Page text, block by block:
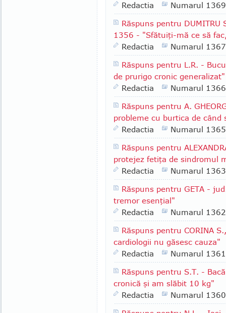
Redactia
Numarul 1369
Răspuns pentru
1356 - "Sfătuiţi-mă ce să
Redactia
Numarul 1367
Răspuns pentru L.R. -
de prurigo cronic generalizat"
Redactia
Numarul 1366
Răspuns pentru A.
probleme cu burtica de când
Redactia
Numarul 1365
Răspuns pentru
protejez fetiţa de sindromul
Redactia
Numarul 1363
Răspuns pentru GETA -
tremor esenţial"
Redactia
Numarul 1362
Răspuns pentru CORINA
cardiologii nu găsesc cauza"
Redactia
Numarul 1361
Răspuns pentru S.T. -
cronică şi am slăbit 10 kg"
Redactia
Numarul 1360